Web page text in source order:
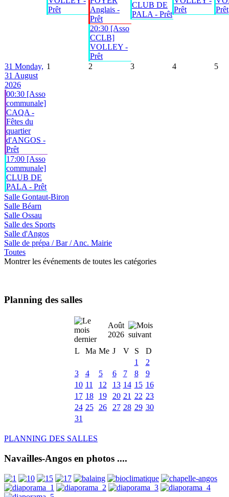
Prêt
Anglais -
Prêt
20:30 [Asso
CCLB]
VOLLEY -
Prêt
CLUB DE
PALA - Prêt
Prêt
Prêt
31 Monday,
31 August
2026
00:30 [Asso
communale]
CAQA -
Fêtes du
quartier
d'ANGOS -
Prêt
17:00 [Asso
communale]
CLUB DE
PALA - Prêt
1 2 3 4 5
Salle Gontaut-Biron
Salle Béarn
Salle Ossau
Salle des Sports
Salle d'Angos
Salle de prépa / Bar / Anc. Mairie
Toutes
Montrer les événements de toutes les catégories
Planning des salles
Août
2026
L
Ma Me J V S
D
1
2
3
4 5 6 7 8
9
10 11 12 13 14 15 16
17 18 19 20 21 22 23
24 25 26 27 28 29 30
31
PLANNING DES SALLES
Navailles-Angos en photos ....